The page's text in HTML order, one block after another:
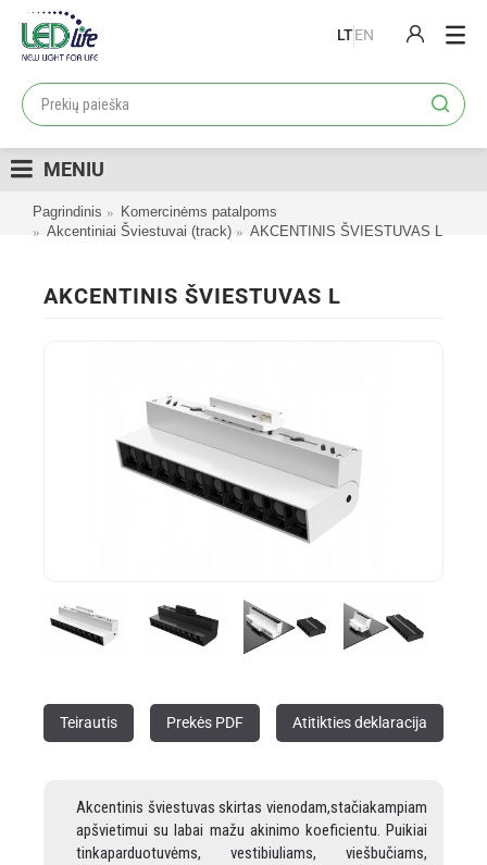
LTEN
PRODUKTAI
LOJALUMO PROGRAMA
KATALOGAI
MENIU
Pagrindinis
Komercinėms patalpoms
Akcentiniai Šviestuvai (track)
AKCENTINIS ŠVIESTUVAS L
AKCENTINIS ŠVIESTUVAS L
Teirautis Prekės PDF Atitikties deklaracija
Akcentinis šviestuvas skirtas vienodam,stačiakampiam
apšvietimui su labai mažu akinimo koeficientu. Puikiai
tinkaparduotuvėms, vestibiuliams, viešbučiams,